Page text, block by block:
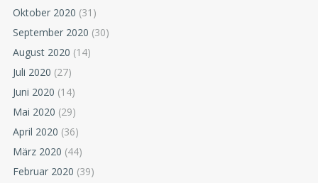
Oktober 2020 (31)
September 2020 (30)
August 2020 (14)
Juli 2020 (27)
Juni 2020 (14)
Mai 2020 (29)
April 2020 (36)
März 2020 (44)
Februar 2020 (39)